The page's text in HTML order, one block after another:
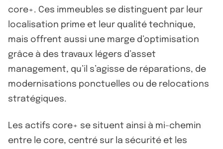
core+. Ces immeubles se distinguent par leur
localisation prime et leur qualité technique,
mais offrent aussi une marge d’optimisation
grâce à des travaux légers d’asset
management, qu’il s’agisse de réparations, de
modernisations ponctuelles ou de relocations
stratégiques.
Les actifs core+ se situent ainsi à mi-chemin
entre le core, centré sur la sécurité et les